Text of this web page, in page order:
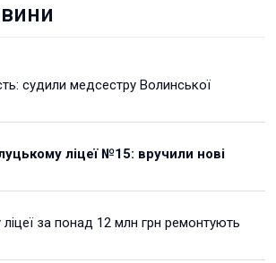
судили медсестру Волинської
ліцеї №15: вручили нові
за понад 12 млн грн ремонтують